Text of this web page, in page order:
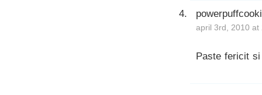
april 3rd, 2010 at
Paste fericit